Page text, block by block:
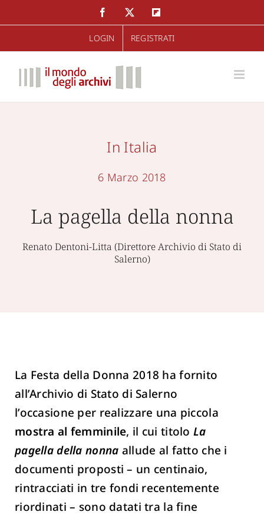
al
FacebookTwitter
LOGIN REGISTRATI
In Italia
6 Marzo 2018
La pagella della nonna
Renato Dentoni-Litta (Direttore Archivio di Stato di
Salerno)
La Festa della Donna 2018 ha fornito
all’Archivio di Stato di Salerno
l’occasione per realizzare una piccola
mostra al femminile, il cui titolo La
pagella della nonna allude al fatto che i
documenti proposti – un centinaio,
rintracciati in tre fondi recentemente
riordinati – sono datati tra la fine